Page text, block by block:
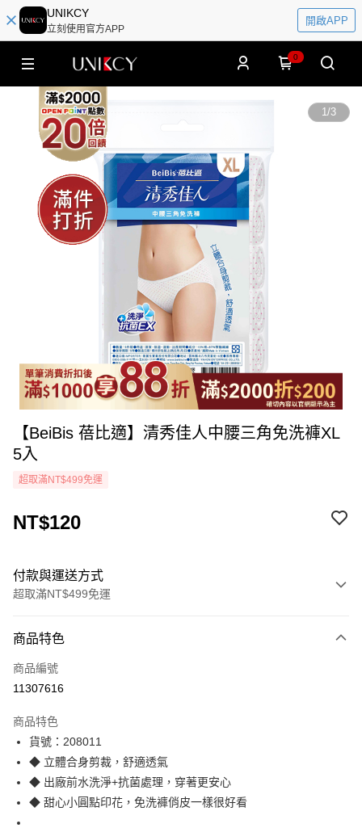
UNIKCY
立刻使用官方APP
開啟APP
0
1/3
【BeiBis 蓓比適】清秀佳人中腰三角免洗褲XL
5入
超取滿NT$499免運
NT$120
付款與運送方式
超取滿NT$499免運
icash Pay
信用卡一次付款
LINE Pay
Apple Pay
街口支付
商品特色
商品編號
11307616
商品特色
貨號：208011
◆ 立體合身剪裁，舒適透氣
◆ 出廠前水洗淨+抗菌處理，穿著更安心
◆ 甜心小圓點印花，免洗褲俏皮一樣很好看